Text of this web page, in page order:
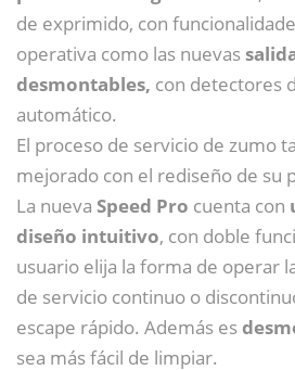
de exprimido, con
operativa como las nuevas
desmontables, con detectores
automático.
El proceso de servicio de zumo
mejorado con el rediseño de su
La nueva Speed Pro cuenta con
diseño intuitivo, con doble
usuario elija la forma de operar
de servicio continuo o
escape rápido. Además es
sea más fácil de limpiar.